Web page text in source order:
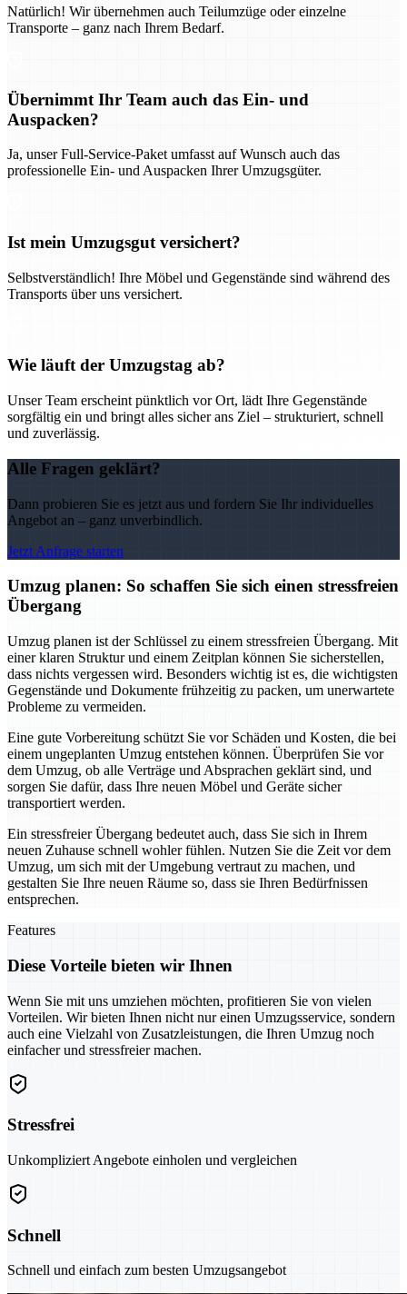
Natürlich! Wir übernehmen auch Teilumzüge oder einzelne
Transporte – ganz nach Ihrem Bedarf.
Übernimmt Ihr Team auch das Ein- und
Auspacken?
Ja, unser Full-Service-Paket umfasst auf Wunsch auch das
professionelle Ein- und Auspacken Ihrer Umzugsgüter.
Ist mein Umzugsgut versichert?
Selbstverständlich! Ihre Möbel und Gegenstände sind während des
Transports über uns versichert.
Wie läuft der Umzugstag ab?
Unser Team erscheint pünktlich vor Ort, lädt Ihre Gegenstände
sorgfältig ein und bringt alles sicher ans Ziel – strukturiert, schnell
und zuverlässig.
Alle Fragen geklärt?
Dann probieren Sie es jetzt aus und fordern Sie Ihr individuelles
Angebot an – ganz unverbindlich.
Jetzt Anfrage starten
Umzug planen: So schaffen Sie sich einen stressfreien
Übergang
Umzug planen ist der Schlüssel zu einem stressfreien Übergang. Mit
einer klaren Struktur und einem Zeitplan können Sie sicherstellen,
dass nichts vergessen wird. Besonders wichtig ist es, die wichtigsten
Gegenstände und Dokumente frühzeitig zu packen, um unerwartete
Probleme zu vermeiden.
Eine gute Vorbereitung schützt Sie vor Schäden und Kosten, die bei
einem ungeplanten Umzug entstehen können. Überprüfen Sie vor
dem Umzug, ob alle Verträge und Absprachen geklärt sind, und
sorgen Sie dafür, dass Ihre neuen Möbel und Geräte sicher
transportiert werden.
Ein stressfreier Übergang bedeutet auch, dass Sie sich in Ihrem
neuen Zuhause schnell wohler fühlen. Nutzen Sie die Zeit vor dem
Umzug, um sich mit der Umgebung vertraut zu machen, und
gestalten Sie Ihre neuen Räume so, dass sie Ihren Bedürfnissen
entsprechen.
Features
Diese Vorteile bieten wir Ihnen
Wenn Sie mit uns umziehen möchten, profitieren Sie von vielen
Vorteilen. Wir bieten Ihnen nicht nur einen Umzugsservice, sondern
auch eine Vielzahl von Zusatzleistungen, die Ihren Umzug noch
einfacher und stressfreier machen.
Stressfrei
Unkompliziert Angebote einholen und vergleichen
Schnell
Schnell und einfach zum besten Umzugsangebot